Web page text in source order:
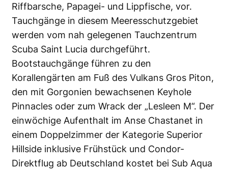
Riffbarsche, Papagei- und Lippfische, vor.
Tauchgänge in diesem Meeresschutzgebiet
werden vom nah gelegenen Tauchzentrum
Scuba Saint Lucia durchgeführt.
Bootstauchgänge führen zu den
Korallengärten am Fuß des Vulkans Gros Piton,
den mit Gorgonien bewachsenen Keyhole
Pinnacles oder zum Wrack der „Lesleen M“. Der
einwöchige Aufenthalt im Anse Chastanet in
einem Doppelzimmer der Kategorie Superior
Hillside inklusive Frühstück und Condor-
Direktflug ab Deutschland kostet bei Sub Aqua